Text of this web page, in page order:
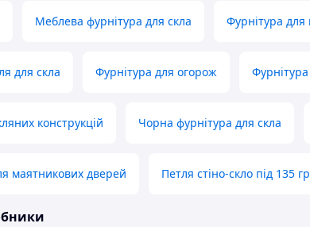
Меблева фурнітура для скла Фурнітура
для скла Фурнітура для огорож
конструкцій Чорна фурнітура для скла
маятникових дверей Петля стіно-скло під 135